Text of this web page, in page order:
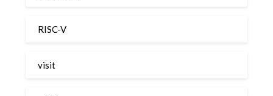
RISC-V
visit